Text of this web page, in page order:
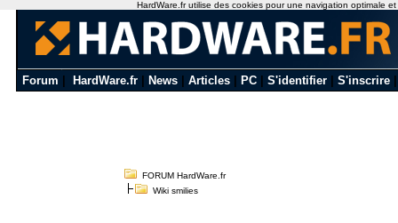
Forum HardWare.fr News Articles PC S'identifier S'inscrire
FORUM HardWare.fr
Wiki smilies
HardWare.fr utilise des cookies pour une navigation optimale